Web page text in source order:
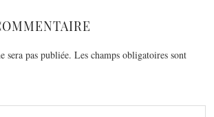
sera pas publiée. Les champs obligatoires sont